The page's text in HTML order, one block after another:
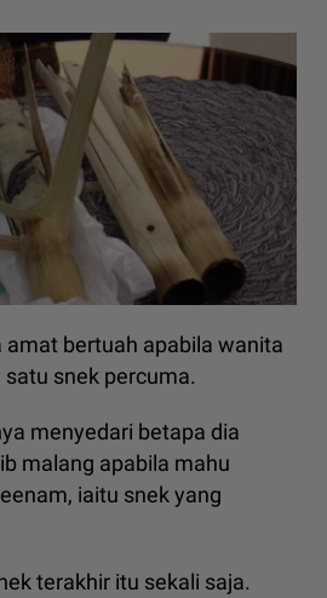
amat bertuah apabila wanita
snek percuma.
menyedari betapa dia
malang apabila mahu
iaitu snek yang
terakhir itu sekali saja.